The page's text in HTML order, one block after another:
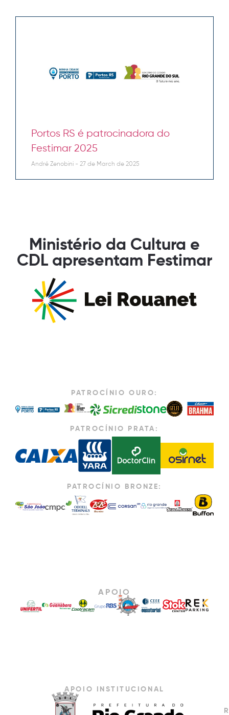
Portos RS é patrocinadora do
Festimar 2025
André Zenobini 27 de March de 2025
Ministério da Cultura e
CDL apresentam Festimar
PATROCÍNIO OURO:
PATROCÍNIO PRATA:
PATROCÍNIO BRONZE:
APOIO
APOIO INSTITUCIONAL